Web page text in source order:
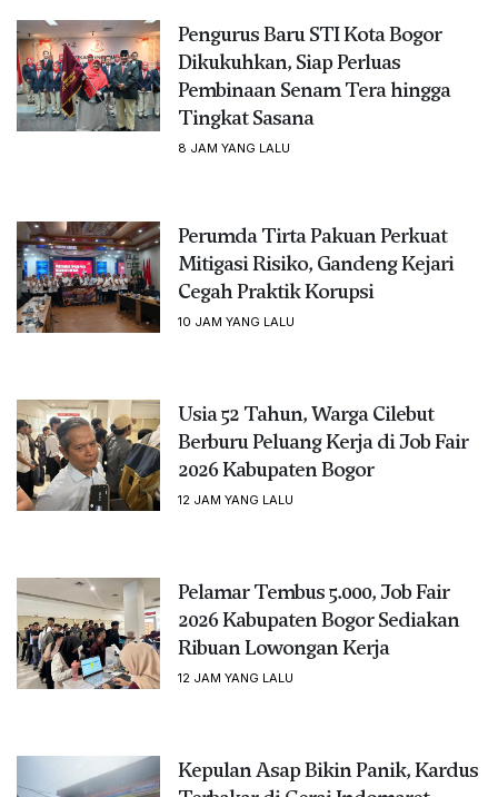
Pengurus Baru STI Kota Bogor
Dikukuhkan, Siap Perluas
Pembinaan Senam Tera hingga
Tingkat Sasana
8 JAM YANG LALU
Perumda Tirta Pakuan Perkuat
Mitigasi Risiko, Gandeng Kejari
Cegah Praktik Korupsi
10 JAM YANG LALU
Usia 52 Tahun, Warga Cilebut
Berburu Peluang Kerja di Job Fair
2026 Kabupaten Bogor
12 JAM YANG LALU
Pelamar Tembus 5.000, Job Fair
2026 Kabupaten Bogor Sediakan
Ribuan Lowongan Kerja
12 JAM YANG LALU
Kepulan Asap Bikin Panik, Kardus